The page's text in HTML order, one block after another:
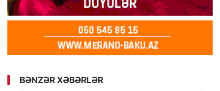
BƏNZƏR XƏBƏRLƏR